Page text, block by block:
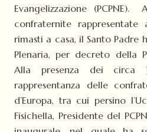
Evangelizzazione
confraternite rappresentate
rimasti a casa, il Santo Padre
Plenaria, per decreto della
Alla presenza dei circa
rappresentanza delle
d’Europa, tra cui persino
Fisichella, Presidente del